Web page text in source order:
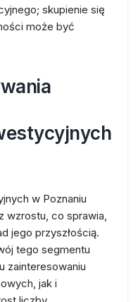
skupienie się
może być
w Poznaniu
wzrostu, co sprawia,
jego przyszłością.
tego segmentu
zainteresowaniu
jak i